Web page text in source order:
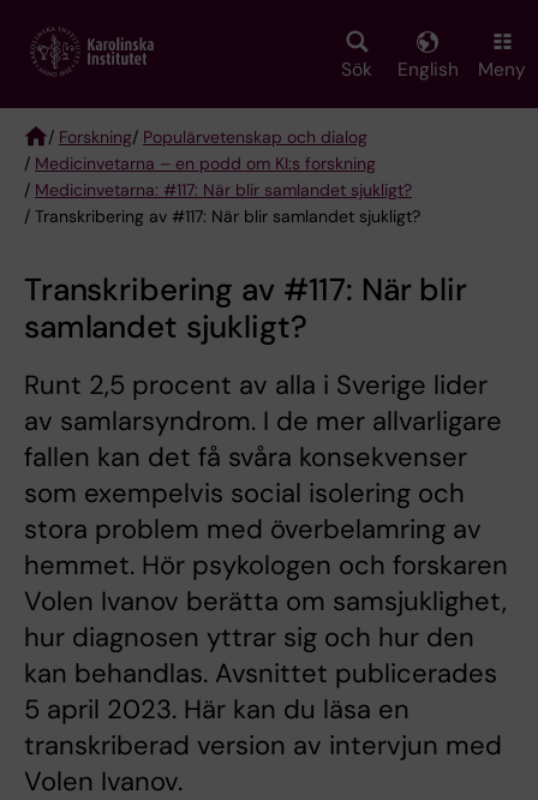
main
Sök English Meny
Breadcrumb
/ Forskning/ Populärvetenskap och dialog
/ Medicinvetarna – en podd om KI:s forskning
/ Medicinvetarna: #117: När blir samlandet sjukligt?
/ Transkribering av #117: När blir samlandet sjukligt?
Transkribering av #117: När blir
samlandet sjukligt?
Runt 2,5 procent av alla i Sverige lider
av samlarsyndrom. I de mer allvarligare
fallen kan det få svåra konsekvenser
som exempelvis social isolering och
stora problem med överbelamring av
hemmet. Hör psykologen och forskaren
Volen Ivanov berätta om samsjuklighet,
hur diagnosen yttrar sig och hur den
kan behandlas. Avsnittet publicerades
5 april 2023. Här kan du läsa en
transkriberad version av intervjun med
Volen Ivanov.